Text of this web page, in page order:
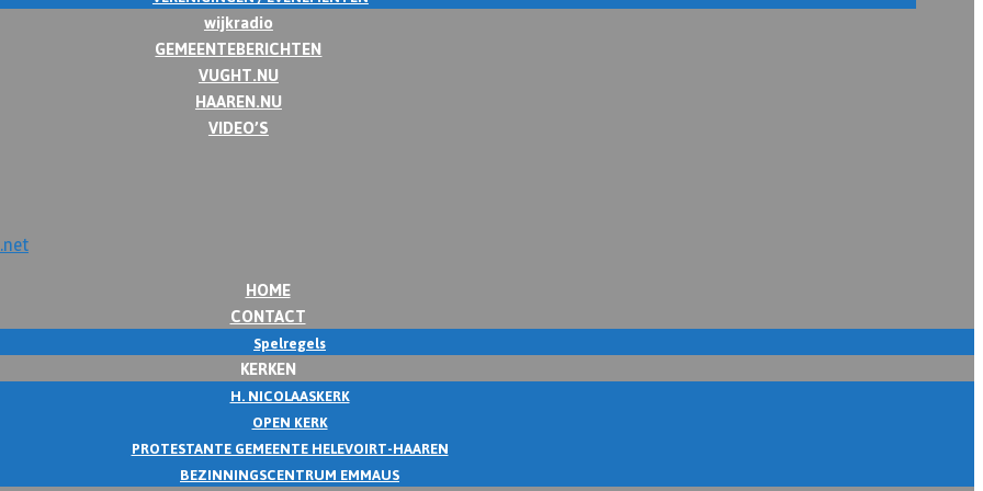
wijkradio
GEMEENTEBERICHTEN
VUGHT.NU
HAAREN.NU
VIDEO’S
HOME
CONTACT
Spelregels
KERKEN
H. NICOLAASKERK
OPEN KERK
PROTESTANTE GEMEENTE HELEVOIRT-HAAREN
BEZINNINGSCENTRUM EMMAUS